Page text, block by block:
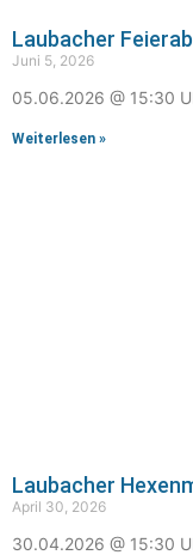
Laubacher
Juni 5, 2026
05.06.2026 @ 15:30
Weiterlesen »
Laubacher
April 30, 2026
30.04.2026 @ 15:30